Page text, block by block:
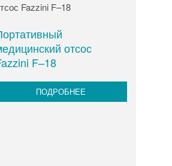
отсос
F–18
ПОДРОБНЕЕ